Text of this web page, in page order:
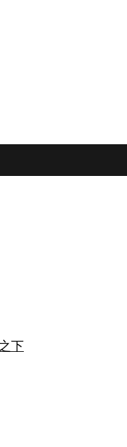
image in a popup: